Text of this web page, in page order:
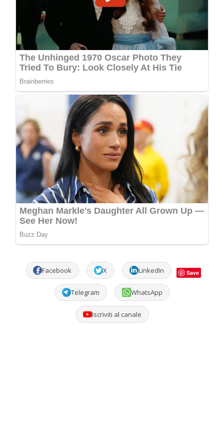
Facebook X LinkedIn Save
Telegram WhatsApp
Iscriviti al canale